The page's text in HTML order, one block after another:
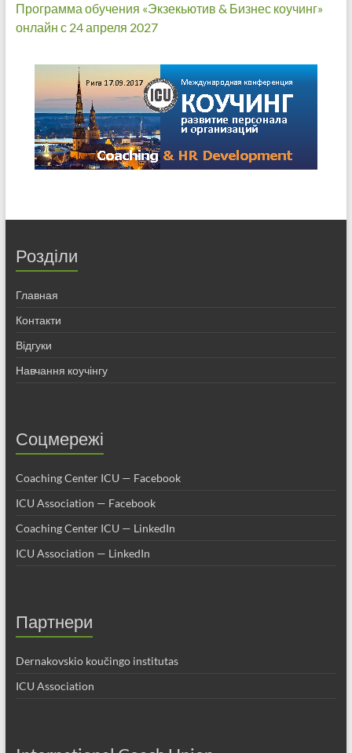
Программа обучения «Экзекьютив & Бизнес коучинг»
онлайн с 24 апреля 2027
Розділи
Главная
Контакти
Відгуки
Навчання коучінгу
Соцмережі
Coaching Center ICU — Facebook
ICU Association — Facebook
Coaching Center ICU — LinkedIn
ICU Association — LinkedIn
Партнери
Dernakovskio koučingo institutas
ICU Association